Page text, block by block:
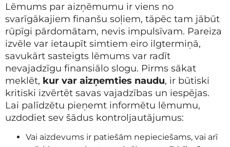
Lēmums par aizņēmumu ir viens no
svarīgākajiem finanšu soļiem, tāpēc tam jābūt
rūpīgi pārdomātam, nevis impulsīvam. Pareiza
izvēle var ietaupīt simtiem eiro ilgtermiņā,
savukārt sasteigts lēmums var radīt
nevajadzīgu finansiālo slogu. Pirms sākat
meklēt, kur var aizņemties naudu, ir būtiski
kritiski izvērtēt savas vajadzības un iespējas.
Lai palīdzētu pieņemt informētu lēmumu,
uzdodiet sev šādus kontroljautājumus:
Vai aizdevums ir patiešām nepieciešams, vai arī